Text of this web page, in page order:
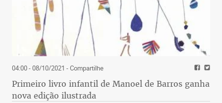
04:00 - 08/10/2021 - Compartilhe
Primeiro livro infantil de Manoel de Barros ganha
nova edição ilustrada